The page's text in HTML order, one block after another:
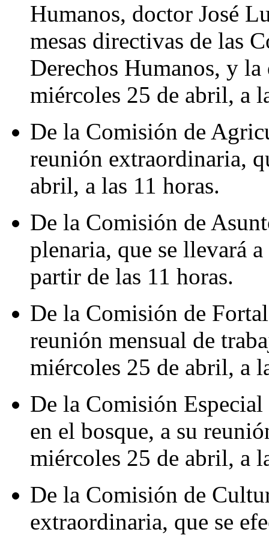
Humanos, doctor José
mesas directivas de las
Derechos Humanos, y
miércoles 25 de abril, a
De la Comisión de
reunión extraordinaria,
abril, a las 11 horas.
De la Comisión de
plenaria, que se llevará
partir de las 11 horas.
De la Comisión de
reunión mensual de
miércoles 25 de abril, a
De la Comisión
en el bosque, a su
miércoles 25 de abril, a
De la Comisión de
extraordinaria, que se